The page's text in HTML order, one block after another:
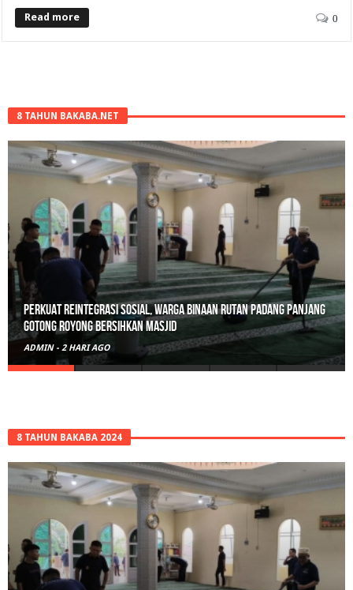
Read more 0
8 TAHUN BAKABA.NET
Perkuat Reintegrasi Sosial, Warga Binaan Rutan Padang Panjang
Gotong Royong Bersihkan Masjid
ADMIN - 2 HARI AGO
8 TAHUN BAKABA 2024